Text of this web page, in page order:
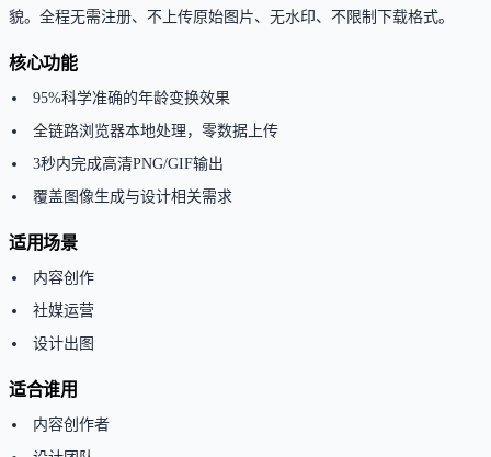
貌。全程无需注册、不上传原始图片、无水印、不限制下载格式。
核心功能
95%科学准确的年龄变换效果
全链路浏览器本地处理，零数据上传
3秒内完成高清PNG/GIF输出
覆盖图像生成与设计相关需求
适用场景
内容创作
社媒运营
设计出图
适合谁用
内容创作者